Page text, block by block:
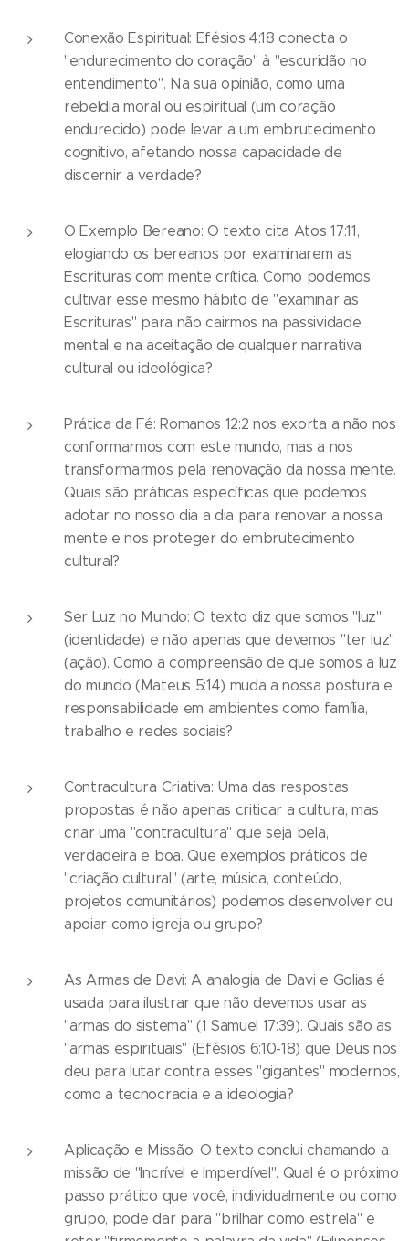
Conexão Espiritual: Efésios 4:18 conecta o
"endurecimento do coração" à "escuridão no
entendimento". Na sua opinião, como uma
rebeldia moral ou espiritual (um coração
endurecido) pode levar a um embrutecimento
cognitivo, afetando nossa capacidade de
discernir a verdade?
O Exemplo Bereano: O texto cita Atos 17:11,
elogiando os bereanos por examinarem as
Escrituras com mente crítica. Como podemos
cultivar esse mesmo hábito de "examinar as
Escrituras" para não cairmos na passividade
mental e na aceitação de qualquer narrativa
cultural ou ideológica?
Prática da Fé: Romanos 12:2 nos exorta a não nos
conformarmos com este mundo, mas a nos
transformarmos pela renovação da nossa mente.
Quais são práticas específicas que podemos
adotar no nosso dia a dia para renovar a nossa
mente e nos proteger do embrutecimento
cultural?
Ser Luz no Mundo: O texto diz que somos "luz"
(identidade) e não apenas que devemos "ter luz"
(ação). Como a compreensão de que somos a luz
do mundo (Mateus 5:14) muda a nossa postura e
responsabilidade em ambientes como família,
trabalho e redes sociais?
Contracultura Criativa: Uma das respostas
propostas é não apenas criticar a cultura, mas
criar uma "contracultura" que seja bela,
verdadeira e boa. Que exemplos práticos de
"criação cultural" (arte, música, conteúdo,
projetos comunitários) podemos desenvolver ou
apoiar como igreja ou grupo?
As Armas de Davi: A analogia de Davi e Golias é
usada para ilustrar que não devemos usar as
"armas do sistema" (1 Samuel 17:39). Quais são as
"armas espirituais" (Efésios 6:10-18) que Deus nos
deu para lutar contra esses "gigantes" modernos,
como a tecnocracia e a ideologia?
Aplicação e Missão: O texto conclui chamando a
missão de "Incrível e Imperdível". Qual é o próximo
passo prático que você, individualmente ou como
grupo, pode dar para "brilhar como estrela" e